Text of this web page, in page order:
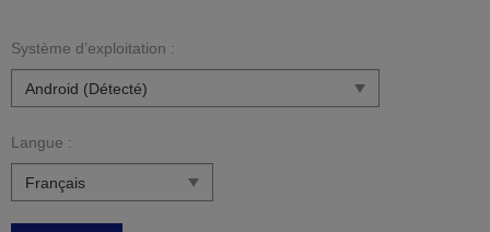
Système d’exploitation :
Langue :